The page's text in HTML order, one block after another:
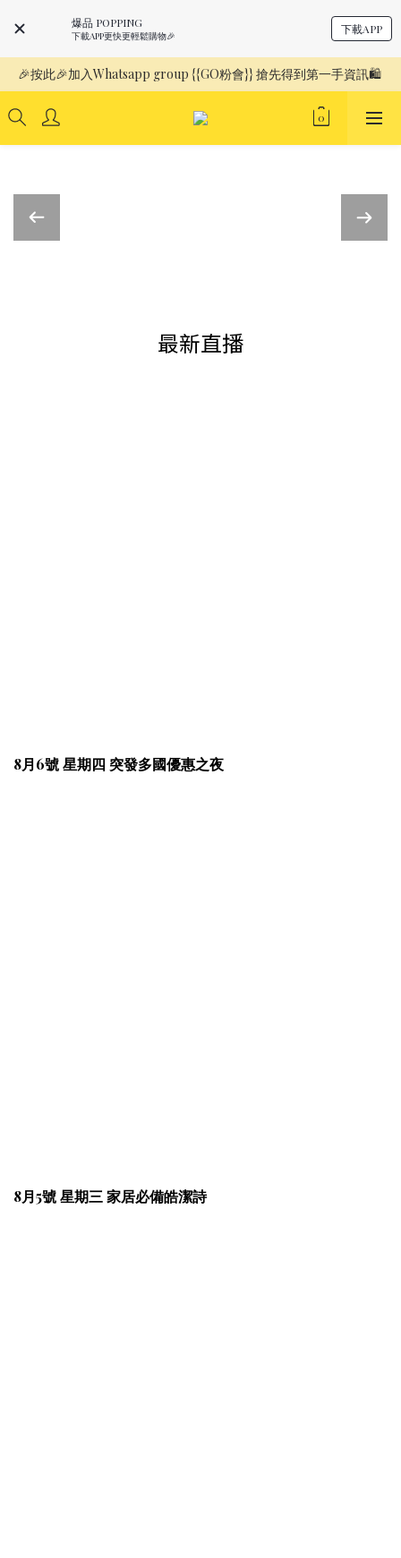
爆品 POPPING
下載APP更快更輕鬆購物🎉 下載APP
最新直播
8月6號 星期四 突發多國優惠之夜
8月5號 星期三 家居必備皓潔詩